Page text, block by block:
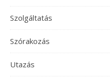
Szolgáltatás
Szórakozás
Utazás